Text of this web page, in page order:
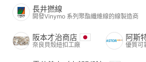
長井撚線
開發Vinymo 系列聚酯纖維線的線製造商
阪本才治商店
奈良貝殼紐扣工廠
阿斯
優質可